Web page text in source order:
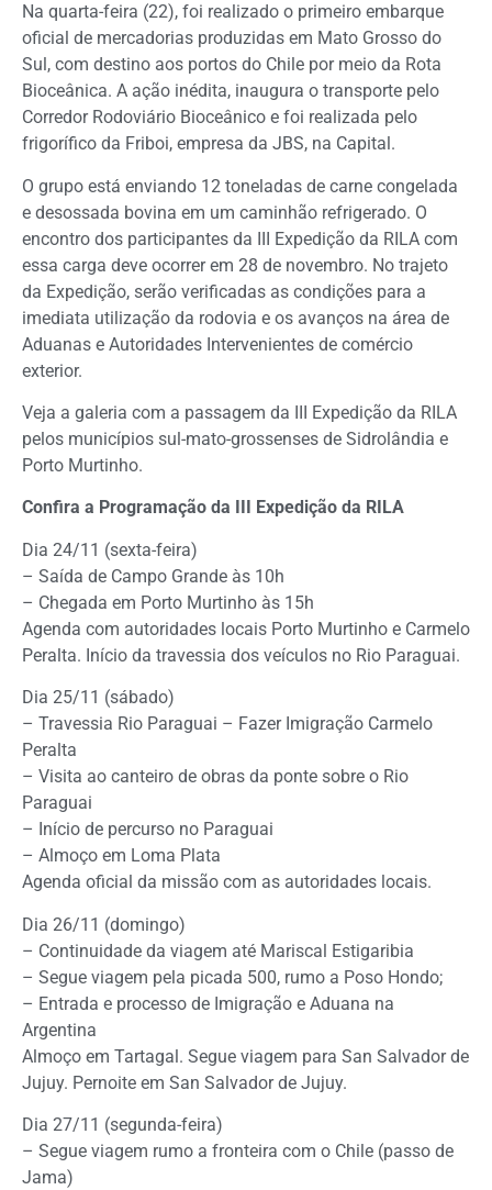
Na quarta-feira (22), foi realizado o primeiro embarque
oficial de mercadorias produzidas em Mato Grosso do
Sul, com destino aos portos do Chile por meio da Rota
Bioceânica. A ação inédita, inaugura o transporte pelo
Corredor Rodoviário Bioceânico e foi realizada pelo
frigorífico da Friboi, empresa da JBS, na Capital.
O grupo está enviando 12 toneladas de carne congelada
e desossada bovina em um caminhão refrigerado. O
encontro dos participantes da III Expedição da RILA com
essa carga deve ocorrer em 28 de novembro. No trajeto
da Expedição, serão verificadas as condições para a
imediata utilização da rodovia e os avanços na área de
Aduanas e Autoridades Intervenientes de comércio
exterior.
Veja a galeria com a passagem da III Expedição da RILA
pelos municípios sul-mato-grossenses de Sidrolândia e
Porto Murtinho.
Confira a Programação da III Expedição da RILA
Dia 24/11 (sexta-feira)
– Saída de Campo Grande às 10h
– Chegada em Porto Murtinho às 15h
Agenda com autoridades locais Porto Murtinho e Carmelo
Peralta. Início da travessia dos veículos no Rio Paraguai.
Dia 25/11 (sábado)
– Travessia Rio Paraguai – Fazer Imigração Carmelo
Peralta
– Visita ao canteiro de obras da ponte sobre o Rio
Paraguai
– Início de percurso no Paraguai
– Almoço em Loma Plata
Agenda oficial da missão com as autoridades locais.
Dia 26/11 (domingo)
– Continuidade da viagem até Mariscal Estigaribia
– Segue viagem pela picada 500, rumo a Poso Hondo;
– Entrada e processo de Imigração e Aduana na
Argentina
Almoço em Tartagal. Segue viagem para San Salvador de
Jujuy. Pernoite em San Salvador de Jujuy.
Dia 27/11 (segunda-feira)
– Segue viagem rumo a fronteira com o Chile (passo de
Jama)